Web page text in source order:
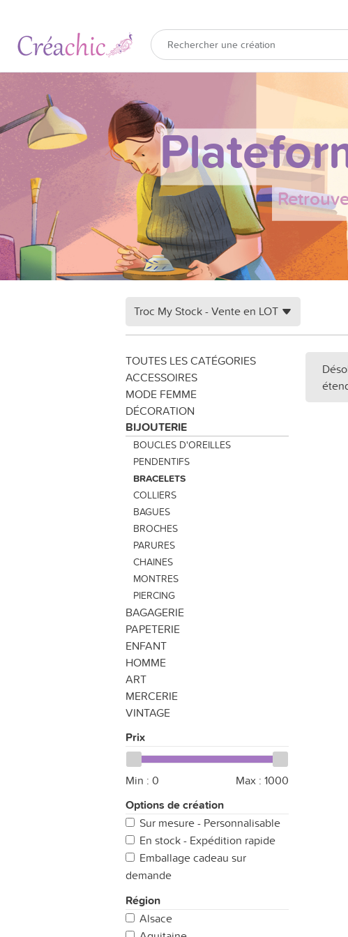
Troc My Stock - Vente en LOT
TOUTES LES CATÉGORIES
ACCESSOIRES
MODE FEMME
DÉCORATION
BIJOUTERIE
BOUCLES D'OREILLES
PENDENTIFS
BRACELETS
COLLIERS
BAGUES
BROCHES
PARURES
CHAINES
MONTRES
PIERCING
BAGAGERIE
PAPETERIE
ENFANT
HOMME
ART
MERCERIE
VINTAGE
Prix
Min : 0 Max : 1000
Options de création
Sur mesure - Personnalisable
En stock - Expédition rapide
Emballage cadeau sur
demande
Région
Alsace